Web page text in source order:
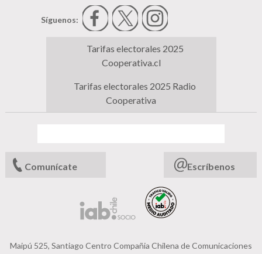
Síguenos:
Tarifas electorales 2025
Cooperativa.cl
Tarifas electorales 2025 Radio
Cooperativa
Comunícate Escríbenos
Maipú 525, Santiago Centro Compañia Chilena de Comunicaciones